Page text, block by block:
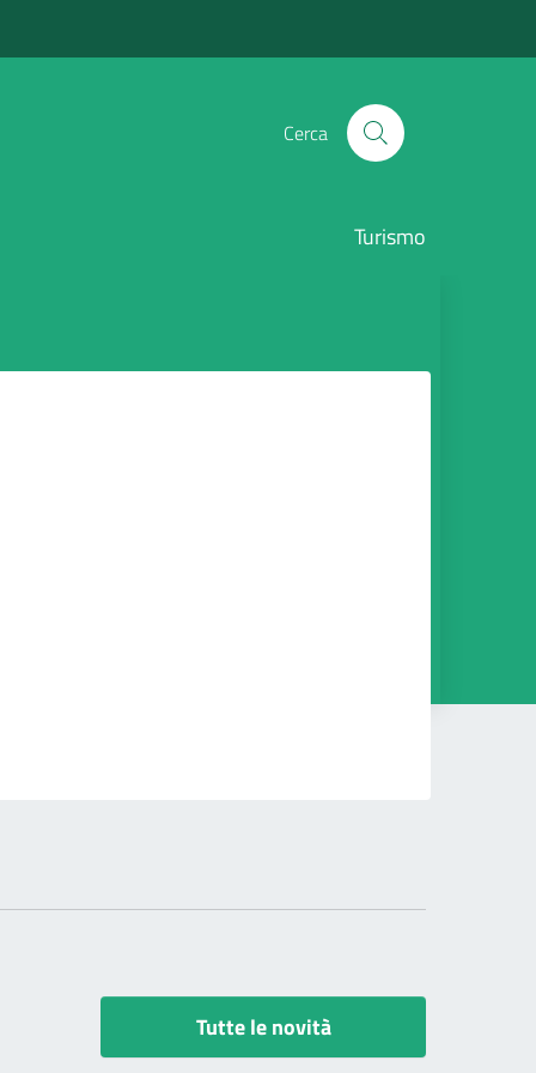
Cerca
Turismo
Tutte le novità